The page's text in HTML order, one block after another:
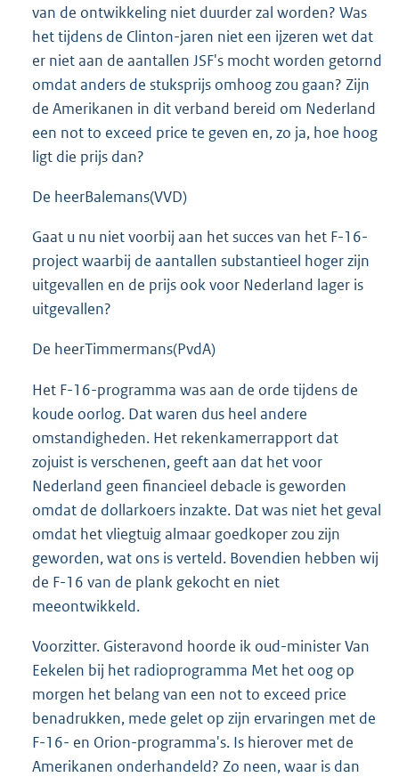
van de ontwikkeling niet duurder zal worden? Was
het tijdens de Clinton-jaren niet een ijzeren wet dat
er niet aan de aantallen JSF's mocht worden getornd
omdat anders de stuksprijs omhoog zou gaan? Zijn
de Amerikanen in dit verband bereid om Nederland
een not to exceed price te geven en, zo ja, hoe hoog
ligt die prijs dan?
De heerBalemans(VVD)
Gaat u nu niet voorbij aan het succes van het F-16-
project waarbij de aantallen substantieel hoger zijn
uitgevallen en de prijs ook voor Nederland lager is
uitgevallen?
De heerTimmermans(PvdA)
Het F-16-programma was aan de orde tijdens de
koude oorlog. Dat waren dus heel andere
omstandigheden. Het rekenkamerrapport dat
zojuist is verschenen, geeft aan dat het voor
Nederland geen financieel debacle is geworden
omdat de dollarkoers inzakte. Dat was niet het geval
omdat het vliegtuig almaar goedkoper zou zijn
geworden, wat ons is verteld. Bovendien hebben wij
de F-16 van de plank gekocht en niet
meeontwikkeld.
Voorzitter. Gisteravond hoorde ik oud-minister Van
Eekelen bij het radioprogramma Met het oog op
morgen het belang van een not to exceed price
benadrukken, mede gelet op zijn ervaringen met de
F-16- en Orion-programma's. Is hierover met de
Amerikanen onderhandeld? Zo neen, waar is dan